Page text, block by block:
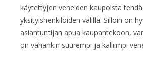
käytettyjen veneiden kaupoista
yksityishenkilöiden välillä. Silloin on
asiantuntijan apua kaupantekoon,
on vähänkin suurempi ja kalliimpi